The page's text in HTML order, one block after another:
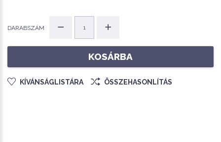
DARABSZÁM
KOSÁRBA
KÍVÁNSÁGLISTÁRA ÖSSZEHASONLÍTÁS